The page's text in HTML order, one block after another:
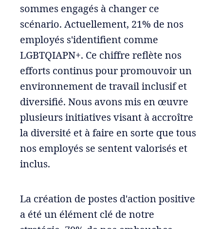
sommes engagés à changer ce
scénario. Actuellement, 21% de nos
employés s'identifient comme
LGBTQIAPN+. Ce chiffre reflète nos
efforts continus pour promouvoir un
environnement de travail inclusif et
diversifié. Nous avons mis en œuvre
plusieurs initiatives visant à accroître
la diversité et à faire en sorte que tous
nos employés se sentent valorisés et
inclus.
La création de postes d'action positive
a été un élément clé de notre